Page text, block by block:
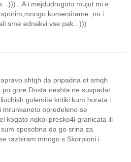
i mejdudrugoto mujut mi e
komentirame ,no i
sme ednakvi vse pak...)))
shtqh da pripadna ot smqh
gore.Dosta neshta ne suvpadat
golemite kritiki kum horata i
mrunkaneto opredeleno se
kogato nqkoi presko4i granicata ili
sposobna da go srina za
razbiram mnogo s Skorpioni i